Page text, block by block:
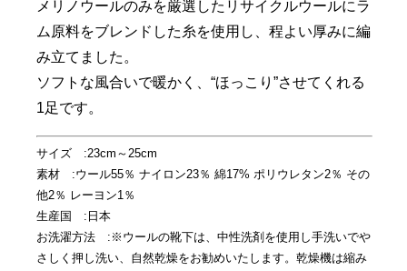
メリノウールのみを厳選したリサイクルウールにラ
ム原料をブレンドした糸を使用し、程よい厚みに編
み立てました。
ソフトな風合いで暖かく、“ほっこり”させてくれる
1足です。
サイズ :23cm～25cm
素材 :ウール55％ ナイロン23％ 綿17% ポリウレタン2％ その
他2％ レーヨン1％
生産国 :日本
お洗濯方法 :※ウールの靴下は、中性洗剤を使用し手洗いでや
さしく押し洗い、自然乾燥をお勧めいたします。乾燥機は縮み